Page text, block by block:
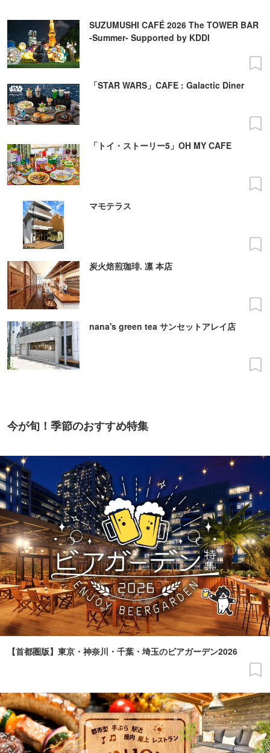
SUZUMUSHI CAFÉ 2026 The TOWER BAR
-Summer- Supported by KDDI
「STAR WARS」CAFE : Galactic Diner
「トイ・ストーリー5」OH MY CAFE
マモテラス
炭火焙煎珈琲. 凛 本店
nana's green tea サンセットアレイ店
今が旬！季節のおすすめ特集
【首都圏版】東京・神奈川・千葉・埼玉のビアガーデン2026